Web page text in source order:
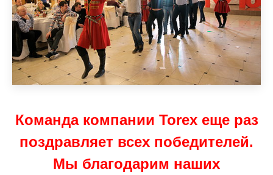
Команда компании Torex еще раз
поздравляет всех победителей.
Мы благодарим наших